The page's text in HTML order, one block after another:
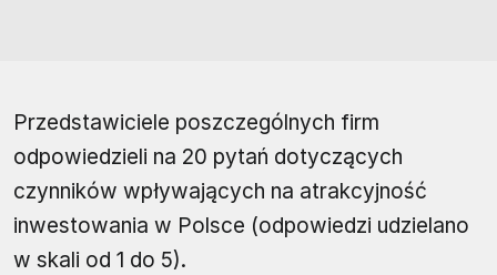
Przedstawiciele poszczególnych firm
odpowiedzieli na 20 pytań dotyczących
czynników wpływających na atrakcyjność
inwestowania w Polsce (odpowiedzi udzielano
w skali od 1 do 5).